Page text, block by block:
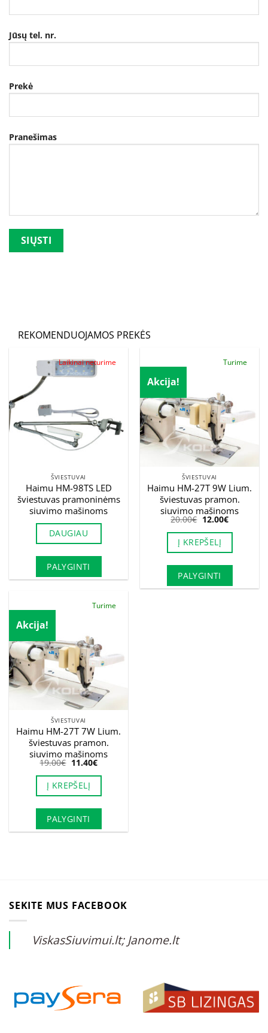
Jūsų tel. nr.
Prekė
Pranešimas
REKOMENDUOJAMOS PREKĖS
Laikinai neturime
ŠVIESTUVAI
Haimu HM-98TS LED
šviestuvas pramoninėms
siuvimo mašinoms
DAUGIAU
PALYGINTI
Akcija!
Turime
ŠVIESTUVAI
Haimu HM-27T 9W Lium.
šviestuvas pramon.
siuvimo mašinoms
20.00€ Original
price
was:
20.00€.
12.00€Current
price
is:
Į KREPŠELĮ
PALYGINTI
Akcija!
Turime
ŠVIESTUVAI
Haimu HM-27T 7W Lium.
šviestuvas pramon.
siuvimo mašinoms
19.00€ Original
price
was:
19.00€.
11.40€Current
price
is:
Į KREPŠELĮ
PALYGINTI
SEKITE MUS FACEBOOK
ViskasSiuvimui.lt; Janome.lt